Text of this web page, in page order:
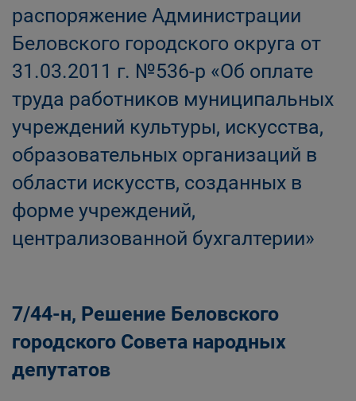
распоряжение Администрации
Беловского городского округа от
31.03.2011 г. №536-р «Об оплате
труда работников муниципальных
учреждений культуры, искусства,
образовательных организаций в
области искусств, созданных в
форме учреждений,
централизованной бухгалтерии»
7/44-н, Решение Беловского
городского Совета народных
депутатов